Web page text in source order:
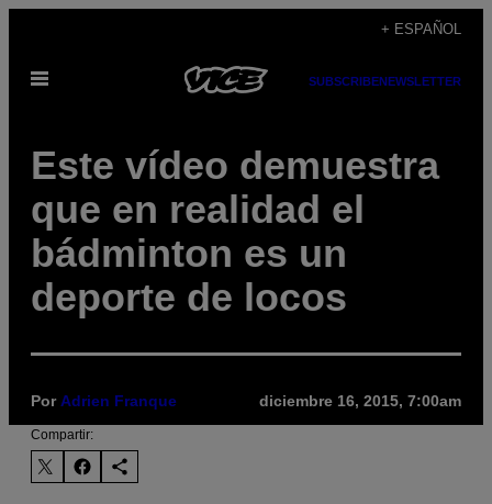
contenido
+ ESPAÑOL
Abrir
SUBSCRIBENEWSLETTER
Este vídeo demuestra
que en realidad el
bádminton es un
deporte de locos
Por Adrien Franque diciembre 16, 2015, 7:00am
Compartir: